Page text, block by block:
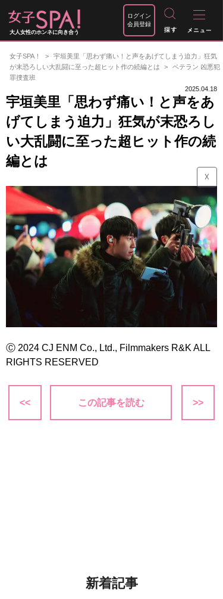
大人女性のホンネに向き合う
ログイン
会員登録
女子SPA！
宇垣美里「思わず痛い！と声をあげてしまう迫力」狂気
が末恐ろしい大乱闘に至った超ヒット作の続編とは
ベテラン 凶悪犯
罪捜査班
2025.04.18
宇垣美里「思わず痛い！と声をあ
げてしまう迫力」狂気が末恐ろし
い大乱闘に至った超ヒット作の続
編とは
☓
Ⓒ 2024 CJ ENM Co., Ltd., Filmmakers R&K ALL
RIGHTS RESERVED
<< この記事を読む >>
新着記事